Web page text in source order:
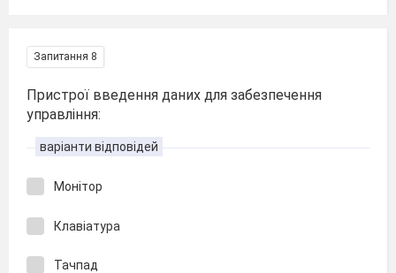
Запитання 8
Пристрої введення даних для забезпечення
управління:
варіанти відповідей
Монітор
Клавіатура
Тачпад